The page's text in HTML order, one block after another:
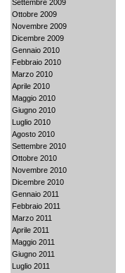
Settembre 2009
Ottobre 2009
Novembre 2009
Dicembre 2009
Gennaio 2010
Febbraio 2010
Marzo 2010
Aprile 2010
Maggio 2010
Giugno 2010
Luglio 2010
Agosto 2010
Settembre 2010
Ottobre 2010
Novembre 2010
Dicembre 2010
Gennaio 2011
Febbraio 2011
Marzo 2011
Aprile 2011
Maggio 2011
Giugno 2011
Luglio 2011